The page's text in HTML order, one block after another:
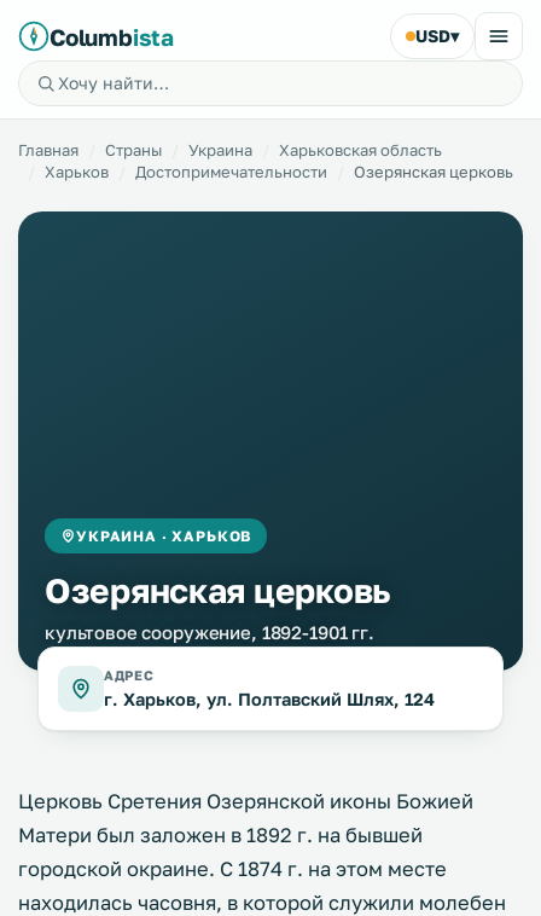
Columbista USD▾
Главная Страны Украина
Харьковская область
Харьков
Достопримечательности Озерянская церковь
УКРАИНА · ХАРЬКОВ
Озерянская церковь
культовое сооружение, 1892-1901 гг.
АДРЕС
г. Харьков, ул. Полтавский Шлях, 124
Церковь Сретения Озерянской иконы Божией
Матери был заложен в 1892 г. на бывшей
городской окраине. С 1874 г. на этом месте
находилась часовня, в которой служили молебен